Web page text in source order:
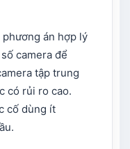
án hợp lý
camera để
tập trung
có rủi ro cao.
cố dùng ít